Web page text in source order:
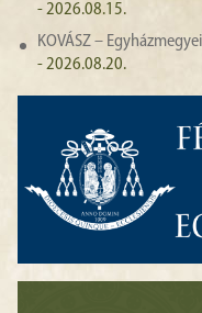
- 2026.08.15.
KOVÁSZ –
- 2026.08.20.